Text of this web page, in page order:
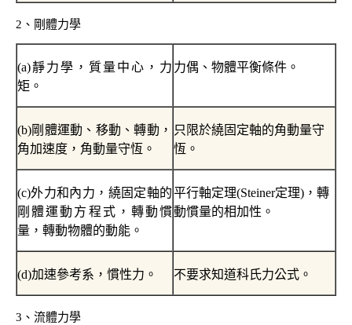
2 、剛體力學
(a)靜力學，質量中心，力
矩。
力偶、物體平衡條件。
(b)剛體運動、移動、轉動，
角加速度，角動量守恆。
只限於繞固定軸的角動量守
恆。
(c)外力和內力，繞固定軸的
剛體運動方程式，轉動慣
量，轉動物體的動能。
平行軸定理(Steiner定理) ，轉
動慣量的相加性。
(d)加速參考系，慣性力。 不要求知道科氏力公式。
3 、流體力學